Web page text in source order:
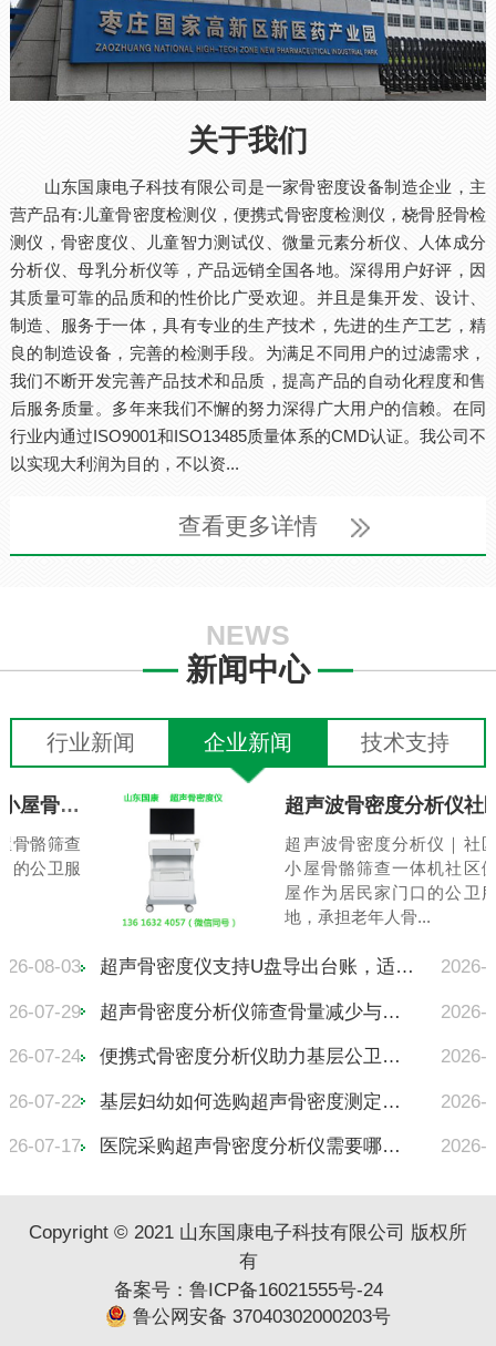
关于我们
山东国康电子科技有限公司是一家骨密度设备制造企业，主
营产品有:儿童骨密度检测仪，便携式骨密度检测仪，桡骨胫骨检
测仪，骨密度仪、儿童智力测试仪、微量元素分析仪、人体成分
分析仪、母乳分析仪等，产品远销全国各地。深得用户好评，因
其质量可靠的品质和的性价比广受欢迎。并且是集开发、设计、
制造、服务于一体，具有专业的生产技术，先进的生产工艺，精
良的制造设备，完善的检测手段。为满足不同用户的过滤需求，
我们不断开发完善产品技术和品质，提高产品的自动化程度和售
后服务质量。多年来我们不懈的努力深得广大用户的信赖。在同
行业内通过ISO9001和ISO13485质量体系的CMD认证。我公司不
以实现大利润为目的，不以资...
查看更多详情
NEWS
新闻中心
行业新闻 企业新闻 技术支持
超声波骨密度分析仪社区健康小屋骨骼筛查一体机
骨骼筛查
的公卫服
08-03
07-29
07-24
07-22
07-17
超声波骨密度分析仪｜社
小屋骨骼筛查一体机社区
屋作为居民家门口的公卫
地，承担老年人骨...
超声骨密度仪支持U盘导出台账，适配基本公 2026-
超声骨密度分析仪筛查骨量减少与骨质疏松区 2026-
便携式骨密度分析仪助力基层公卫，老年人骨 2026-
基层妇幼如何选购超声骨密度测定仪？无辐射 2026-
医院采购超声骨密度分析仪需要哪些资质认证 2026-
Copyright © 2021 山东国康电子科技有限公司 版权所
有
备案号： 鲁ICP备16021555号-24
鲁公网安备 37040302000203号